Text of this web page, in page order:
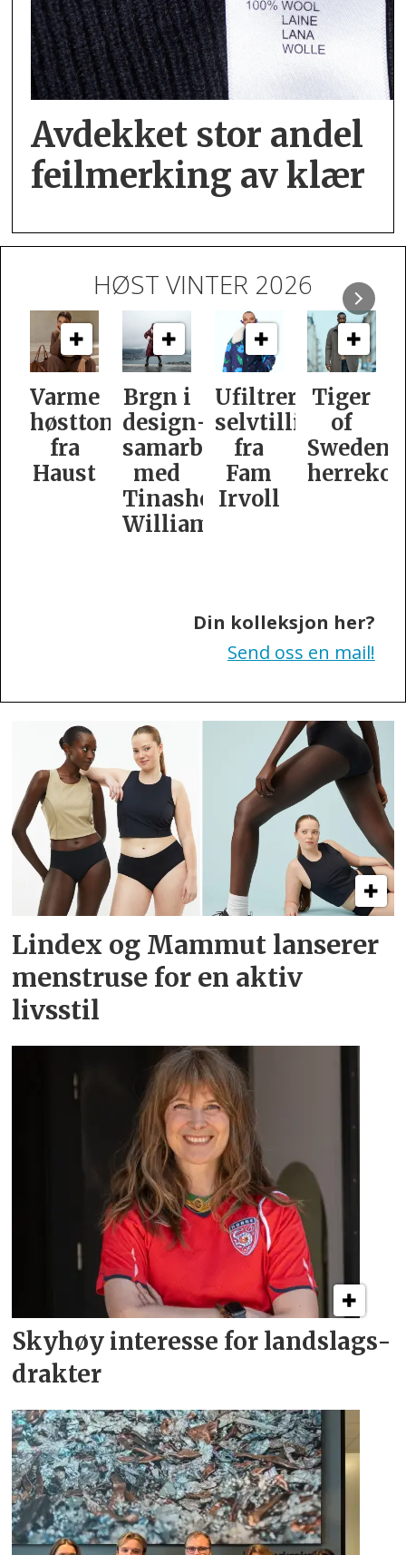
Avdekket stor andel
feil­merking av klær
HØST VINTER 2026
Varme
høsttoner
fra
Haust
Brgn i
design­
samarbeid
med
Tinashe
Williamson
Ufiltrert
selvtillit
fra
Fam
Irvoll
Tiger
of
Swedens
Din kolleksjon her?
Send oss en mail!
Lindex og Mammut lanserer
menstruse for en aktiv
livsstil
Skyhøy interesse for landslags­
drakter